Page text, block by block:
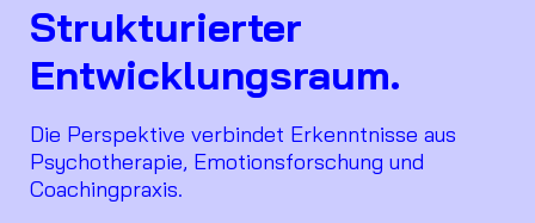
Strukturierter
Entwicklungsraum.
Die Perspektive verbindet Erkenntnisse aus
Psychotherapie, Emotionsforschung und
Coachingpraxis.